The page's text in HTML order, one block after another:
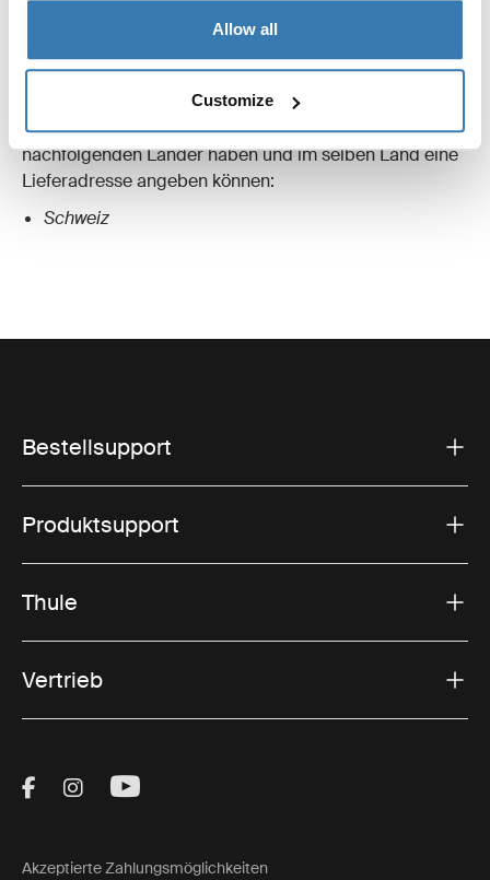
Allow all
Customize
Es bestehen die folgenden Lieferbeschränkungen: Der
Anbieter liefert nur an Kunden, die ihren gewöhnlichen
Aufenthalt (Rechnungsadresse) in einem der
nachfolgenden Länder haben und im selben Land eine
Lieferadresse angeben können:
Schweiz
Bestellsupport
Produktsupport
Thule
Vertrieb
Visit Thule on Facebook (external link)
Visit Thule on Instagram (external link)
Visit Thule on Youtube (external
Akzeptierte Zahlungsmöglichkeiten